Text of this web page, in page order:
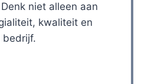
niet alleen aan
kwaliteit en
bedrijf.